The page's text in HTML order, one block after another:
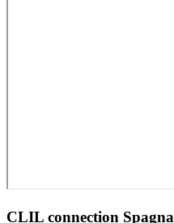
CLIL connection Spagna